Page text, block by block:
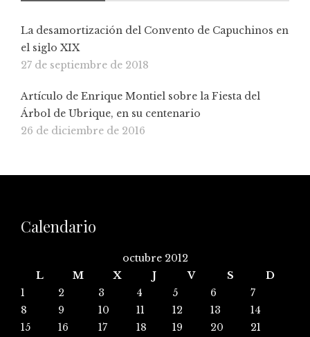
La desamortización del Convento de Capuchinos en
el siglo XIX
27 de septiembre de 2018
Artículo de Enrique Montiel sobre la Fiesta del
Árbol de Ubrique, en su centenario
26 de diciembre de 2016
Calendario
octubre 2012
L
M X J V S
D
1
2 3 4 5 6
7
8
9 10 11 12 13
14
15
16 17 18 19 20
21